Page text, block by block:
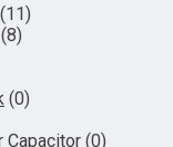
(11)
(8)
(0)
Capacitor (0)